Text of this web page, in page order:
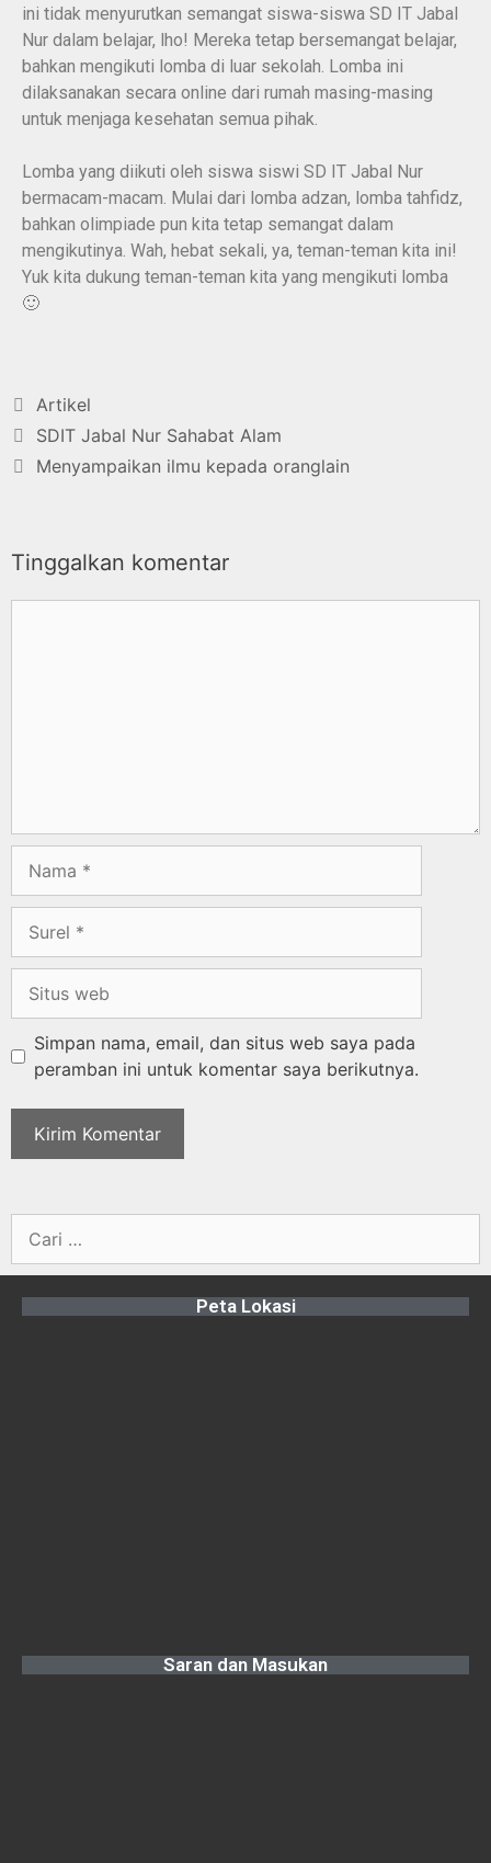
ini tidak menyurutkan semangat siswa-siswa SD IT Jabal
Nur dalam belajar, lho! Mereka tetap bersemangat belajar,
bahkan mengikuti lomba di luar sekolah. Lomba ini
dilaksanakan secara online dari rumah masing-masing
untuk menjaga kesehatan semua pihak.
Lomba yang diikuti oleh siswa siswi SD IT Jabal Nur
bermacam-macam. Mulai dari lomba adzan, lomba tahfidz,
bahkan olimpiade pun kita tetap semangat dalam
mengikutinya. Wah, hebat sekali, ya, teman-teman kita ini!
Yuk kita dukung teman-teman kita yang mengikuti lomba
🙂
Artikel
SDIT Jabal Nur Sahabat Alam
Menyampaikan ilmu kepada oranglain
Tinggalkan komentar
Simpan nama, email, dan situs web saya pada
peramban ini untuk komentar saya berikutnya.
Peta Lokasi
Saran dan Masukan